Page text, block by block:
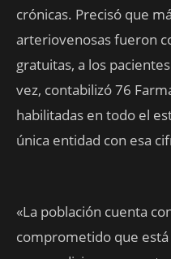
crónicas. Precisó que
arteriovenosas fueron
gratuitas, a los
vez, contabilizó 76
habilitadas en todo el
única entidad con esa
«La población cuenta
comprometido que